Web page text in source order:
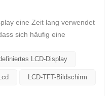
eine Zeit lang verwendet
sich häufig eine
zu erkennen und von der
LCD-Display
LCD-TFT-Bildschirm